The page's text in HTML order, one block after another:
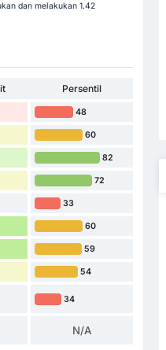
dan melakukan 1.42
Persentil
48
60
82
72
33
60
59
54
34
N/A